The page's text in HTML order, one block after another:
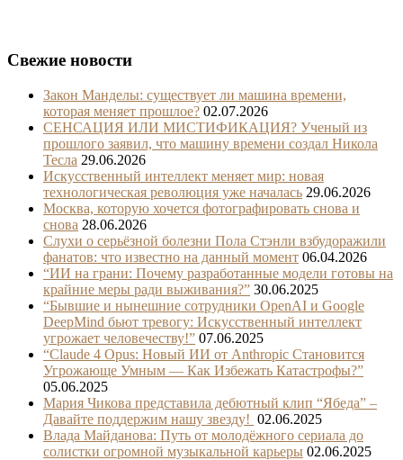
Свежие новости
Закон Манделы: существует ли машина времени,
которая меняет прошлое? 02.07.2026
СЕНСАЦИЯ ИЛИ МИСТИФИКАЦИЯ? Ученый из
прошлого заявил, что машину времени создал Никола
Тесла 29.06.2026
Искусственный интеллект меняет мир: новая
технологическая революция уже началась 29.06.2026
Москва, которую хочется фотографировать снова и
снова 28.06.2026
Слухи о серьёзной болезни Пола Стэнли взбудоражили
фанатов: что известно на данный момент 06.04.2026
“ИИ на грани: Почему разработанные модели готовы на
крайние меры ради выживания?” 30.06.2025
“Бывшие и нынешние сотрудники OpenAI и Google
DeepMind бьют тревогу: Искусственный интеллект
угрожает человечеству!” 07.06.2025
“Claude 4 Opus: Новый ИИ от Anthropic Становится
Угрожающе Умным — Как Избежать Катастрофы?”
05.06.2025
Мария Чикова представила дебютный клип “Ябеда” –
Давайте поддержим нашу звезду! 02.06.2025
Влада Майданова: Путь от молодёжного сериала до
солистки огромной музыкальной карьеры 02.06.2025